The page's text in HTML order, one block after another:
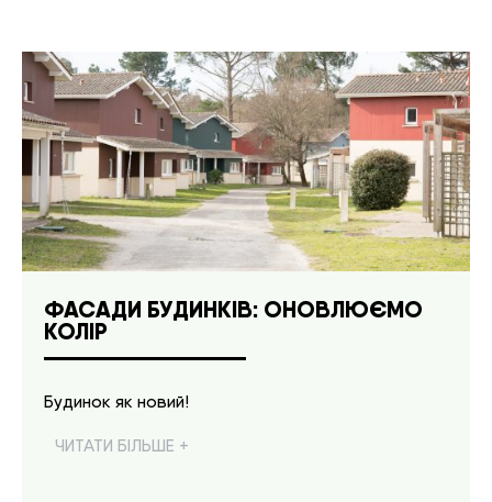
ФАСАДИ БУДИНКІВ: ОНОВЛЮЄМО
КОЛІР
Будинок як новий!
ЧИТАТИ БІЛЬШЕ +